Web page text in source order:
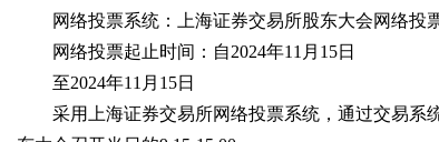
网络投票系统：上海证券交易所股东大会网络投
网络投票起止时间：自2024年11月15日
至2024年11月15日
采用上海证券交易所网络投票系统，通过交易系统